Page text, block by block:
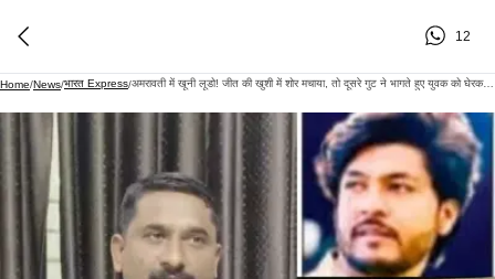
12
Home/News/भारत Express/ अमरावती में खूनी लूडो! जीत की खुशी में शोर मचाया, तो दूसरे गुट ने भागते हुए युवक को घेरकर मार डाला